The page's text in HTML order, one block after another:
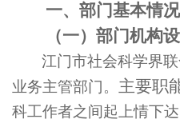
一、部门基本情况
（一）部门机构
江门市社会科学界
业务主管部门。 主要职
科工作者之间起上情下